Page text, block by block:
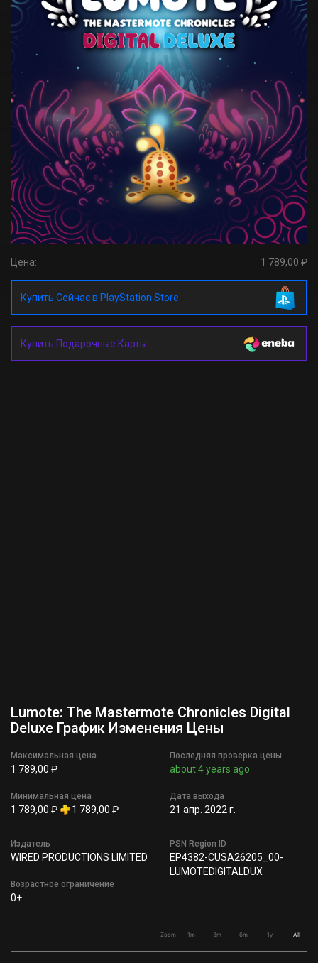
Цена: 1 789,00 ₽
Купить Сейчас в PlayStation Store
Купить Подарочные Карты
Lumote: The Mastermote Chronicles Digital
Deluxe График Изменения Цены
Максимальная цена
1 789,00 ₽
Минимальная цена
1 789,00 ₽ 1 789,00 ₽
Последняя проверка цены
about 4 years ago
Дата выхода
21 апр. 2022 г.
Издатель
WIRED PRODUCTIONS LIMITED
Возрастное ограничение
0+
PSN Region ID
EP4382-CUSA26205_00-
LUMOTEDIGITALDUX
Zoom 1m 3m 6m 1y All